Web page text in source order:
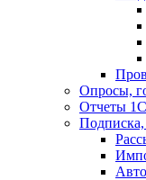
Опросы,
Отчеты 1С